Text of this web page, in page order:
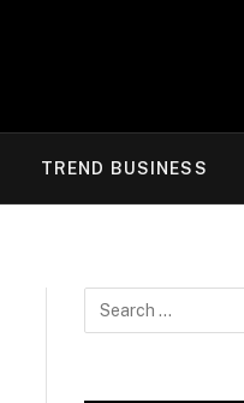
TREND BUSINESS